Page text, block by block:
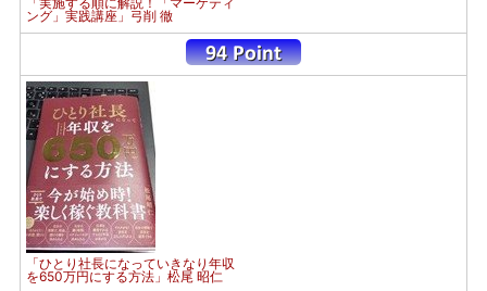
ング」実践講座」弓削 徹
「ひとり社長になっていきなり年収
を650万円にする方法」松尾 昭仁